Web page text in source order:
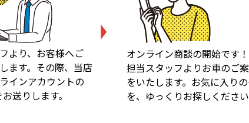
より、お客様へご
ます。その際、当店
インアカウントの
送りします。
オンライン商談の開始です！
担当スタッフよりお車のご
をいたします。お気に入り
を、ゆっくりお探しください